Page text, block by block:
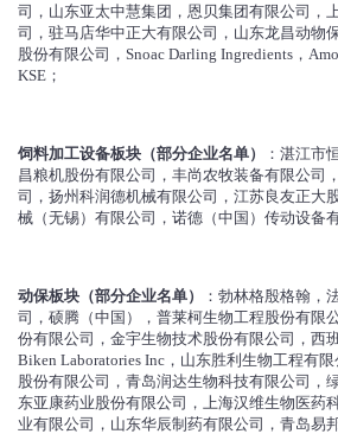
司，山东亚太中慧集团，恩贝集团有限公司，
司，驻马店华中正大有限公司，山东龙昌动物
股份有限公司，Snoac Darling Ingredients，
KSE；
饲料加工设备板块（部分企业名单）
：湛江市
昌粮机股份有限公司，丰尚农牧装备有限公司
司，扬州科润德机械有限公司，江苏良友正大
械（无锡）有限公司，诺德（中国）传动设备
动保板块（部分企业名单）
：勃林格殷格翰，
司，硕腾（中国），普莱柯生物工程股份有限
份有限公司，金宇生物技术股份有限公司，西
Biken Laboratories Inc，山东胜利生物工程有
股份有限公司，青岛润达生物科技有限公司，
东亚康药业股份有限公司，上海汉维生物医药
业有限公司，山东华辰制药有限公司，青岛易